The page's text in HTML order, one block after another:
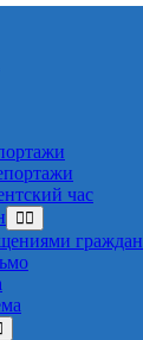
час
граждан